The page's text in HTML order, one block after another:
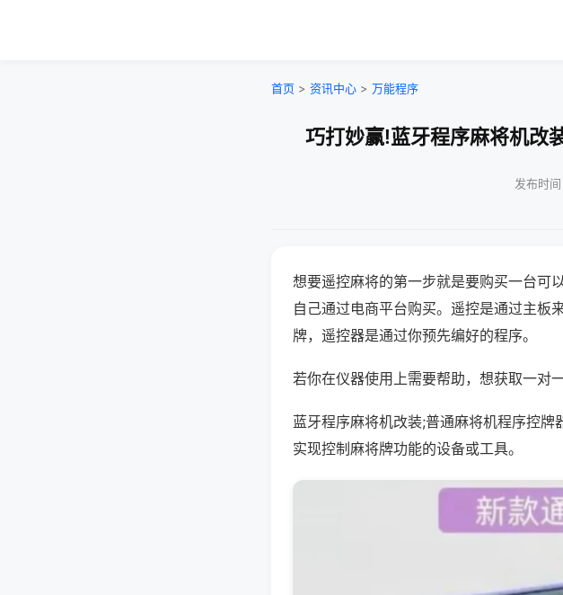
首页 > 资讯中心 > 万能程序
巧打妙赢!蓝牙程序麻将机改
发布时
想要遥控麻将的第一步就是要购买一台可
自己通过电商平台购买。遥控是通过主板
牌，遥控器是通过你预先编好的程序。
若你在仪器使用上需要帮助，想获取一对
蓝牙程序麻将机改装;普通麻将机程序控
实现控制麻将牌功能的设备或工具。